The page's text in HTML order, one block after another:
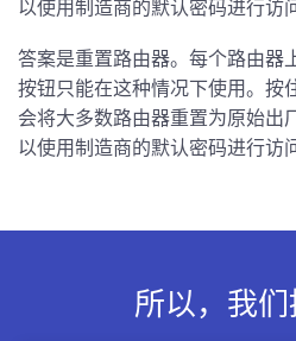
以使用制造商的默认密码进行访
答案是重置路由器。每个路由器
按钮只能在这种情况下使用。按
会将大多数路由器重置为原始出
以使用制造商的默认密码进行访
所以，我